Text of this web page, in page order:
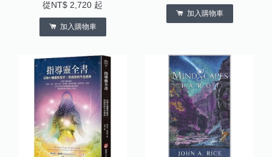
從 NT$ 2,720 起
加入購物車
加入購物車